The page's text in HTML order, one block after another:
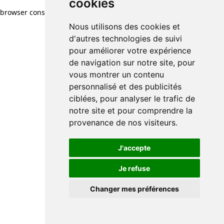
cookies
Nous utilisons des cookies et
d'autres technologies de suivi
pour améliorer votre expérience
de navigation sur notre site, pour
vous montrer un contenu
personnalisé et des publicités
ciblées, pour analyser le trafic de
notre site et pour comprendre la
provenance de nos visiteurs.
J'accepte
Je refuse
Changer mes préférences
browser console for more information)